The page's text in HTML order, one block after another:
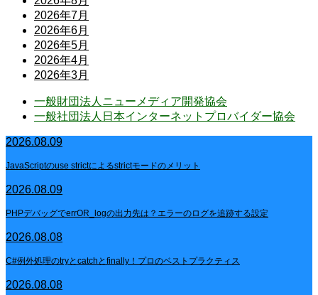
2026年7月
2026年6月
2026年5月
2026年4月
2026年3月
一般財団法人ニューメディア開発協会
一般社団法人日本インターネットプロバイダー協会
2026.08.09
JavaScriptのuse strictによるstrictモードのメリット
2026.08.09
PHPデバッグでerrOR_logの出力先は？エラーのログを追跡する設定
2026.08.08
C#例外処理のtryとcatchとfinally！プロのベストプラクティス
2026.08.08